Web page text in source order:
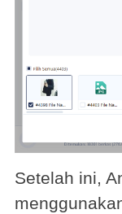
Setelah ini,